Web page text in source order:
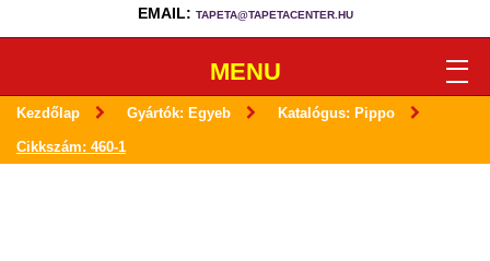
EMAIL: TAPETA@TAPETACENTER.HU
MENU
Kezdőlap Gyártók: Egyeb Katalógus: Pippo
Cikkszám: 460-1